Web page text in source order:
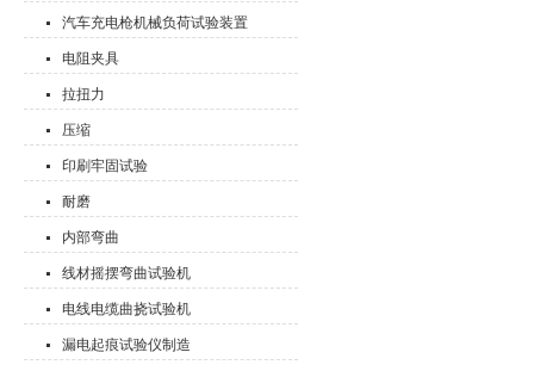
汽车充电枪机械负荷试验装置
电阻夹具
拉扭力
压缩
印刷牢固试验
耐磨
内部弯曲
线材摇摆弯曲试验机
电线电缆曲挠试验机
漏电起痕试验仪制造